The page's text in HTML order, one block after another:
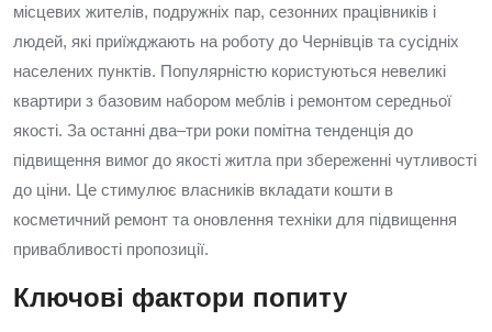
місцевих жителів, подружніх пар, сезонних працівників і
людей, які приїжджають на роботу до Чернівців та сусідніх
населених пунктів. Популярністю користуються невеликі
квартири з базовим набором меблів і ремонтом середньої
якості. За останні два–три роки помітна тенденція до
підвищення вимог до якості житла при збереженні чутливості
до ціни. Це стимулює власників вкладати кошти в
косметичний ремонт та оновлення техніки для підвищення
привабливості пропозиції.
Ключові фактори попиту